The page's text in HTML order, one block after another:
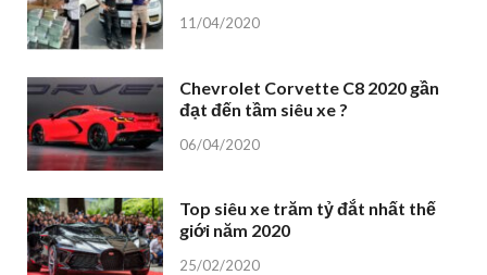
11/04/2020
Chevrolet Corvette C8 2020 gần
đạt đến tầm siêu xe ?
06/04/2020
Top siêu xe trăm tỷ đắt nhất thế
giới năm 2020
25/02/2020